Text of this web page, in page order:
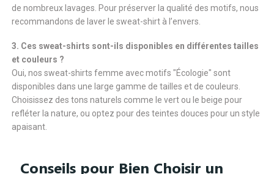
de nombreux lavages. Pour préserver la qualité des motifs, nous
recommandons de laver le sweat-shirt à l’envers.
3. Ces sweat-shirts sont-ils disponibles en différentes tailles
et couleurs ?
Oui, nos sweat-shirts femme avec motifs "Écologie" sont
disponibles dans une large gamme de tailles et de couleurs.
Choisissez des tons naturels comme le vert ou le beige pour
refléter la nature, ou optez pour des teintes douces pour un style
apaisant.
Conseils pour Bien Choisir un